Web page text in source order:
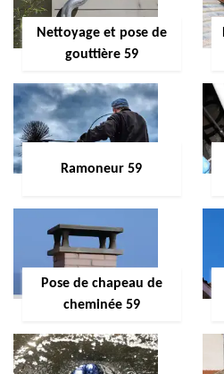
Nettoyage et pose de
gouttière 59
Ramoneur 59
Pose de chapeau de
cheminée 59